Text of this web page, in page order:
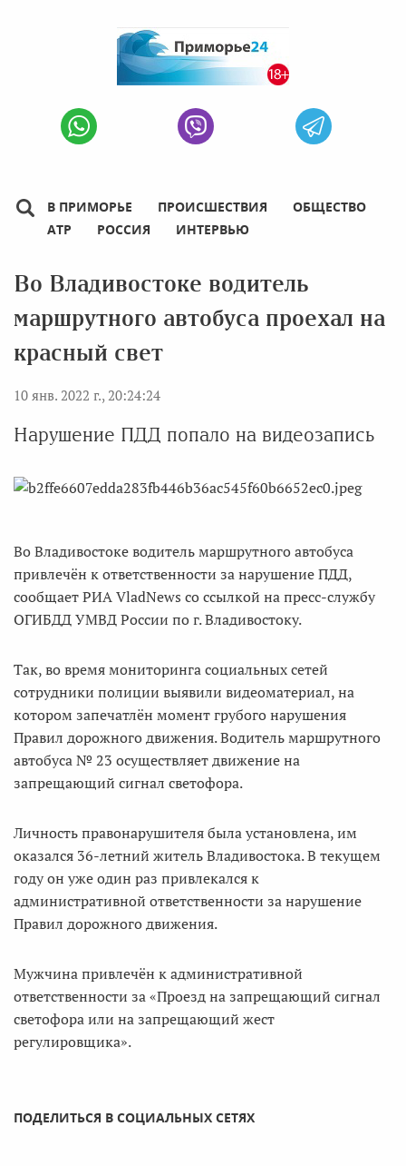
В ПРИМОРЬЕ ПРОИСШЕСТВИЯ
ОБЩЕСТВО
АТР
РОССИЯ ИНТЕРВЬЮ
Во Владивостоке водитель
маршрутного автобуса проехал на
красный свет
10 янв. 2022 г., 20:24:24
Нарушение ПДД попало на видеозапись
Во Владивостоке водитель маршрутного автобуса
привлечён к ответственности за нарушение ПДД,
сообщает РИА VladNews со ссылкой на пресс-службу
ОГИБДД УМВД России по г. Владивостоку.
Так, во время мониторинга социальных сетей
сотрудники полиции выявили видеоматериал, на
котором запечатлён момент грубого нарушения
Правил дорожного движения. Водитель маршрутного
автобуса № 23 осуществляет движение на
запрещающий сигнал светофора.
Личность правонарушителя была установлена, им
оказался 36-летний житель Владивостока. В текущем
году он уже один раз привлекался к
административной ответственности за нарушение
Правил дорожного движения.
Мужчина привлечён к административной
ответственности за «Проезд на запрещающий сигнал
светофора или на запрещающий жест
регулировщика».
ПОДЕЛИТЬСЯ В СОЦИАЛЬНЫХ СЕТЯХ